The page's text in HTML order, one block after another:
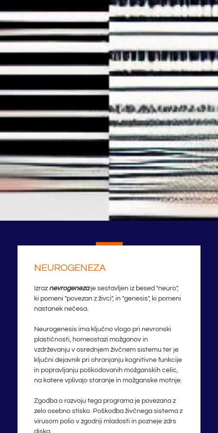
NEUROGENEZA
Izraz nevrogenezaje sestavljen iz besed "neuro",
ki pomeni "povezan z živci", in "genesis", ki pomeni
nastanek nečesa.
Neurogenesis ima ključno vlogo pri nevronski
plastičnosti, homeostazi možganov in
vzdrževanju v osrednjem živčnem sistemu ter je
ključni dejavnik pri ohranjanju kognitivne funkcije
in popravljanju poškodovanih možganskih celic,
na katere vplivajo staranje in možganske motnje.
Zgodba o razvoju tega programa je povezana z
zelo osebno stisko. Poškodba živčnega sistema z
virusom polio v zgodnji mladosti in pozneje zdrs